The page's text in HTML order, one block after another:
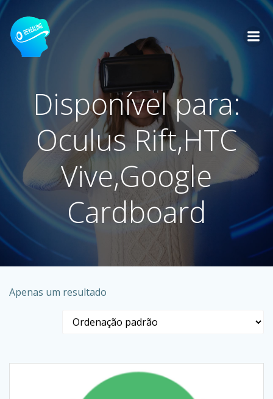
Disponível para:
Oculus Rift,HTC
Vive,Google
Cardboard
Apenas um resultado